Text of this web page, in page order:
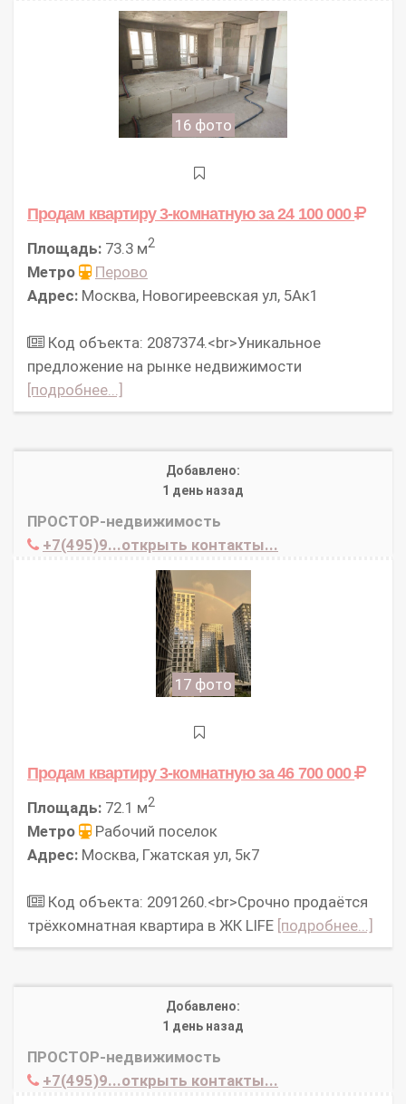
16 фото
Продам квартиру 3-комнатнуюза 24 100 000
Площадь: 73.3 м2
Метро
Перово
Адрес: Москва, Новогиреевская ул, 5Ак1
Код объекта: 2087374.<br>Уникальное
предложение на рынке недвижимости
[подробнее...]
Добавлено:
1 день назад
ПРОСТОР-недвижимость
+7(495)9...открыть контакты...
17 фото
Продам квартиру 3-комнатнуюза 46 700 000
Площадь: 72.1 м2
Метро
Рабочий поселок
Адрес: Москва, Гжатская ул, 5к7
Код объекта: 2091260.<br>Срочно продаётся
трёхкомнатная квартира в ЖК LIFE [подробнее...]
Добавлено:
1 день назад
ПРОСТОР-недвижимость
+7(495)9...открыть контакты...